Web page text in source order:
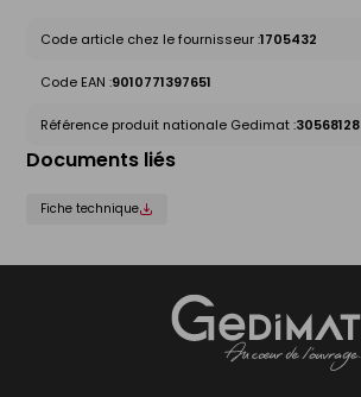
Code article chez le fournisseur :1705432
Code EAN :9010771397651
Référence produit nationale Gedimat :30568128
Documents liés
Fiche technique